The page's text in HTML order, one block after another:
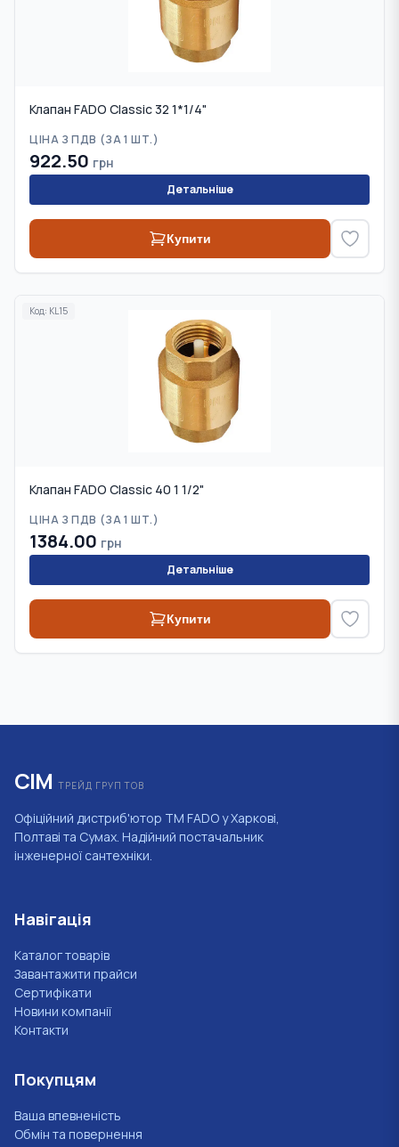
Клапан FADO Classic 32 1*1/4"
ЦІНА З ПДВ (ЗА 1 ШТ.)
922.50 грн
Детальніше
Купити
Код: KL15
Клапан FADO Classic 40 1 1/2"
ЦІНА З ПДВ (ЗА 1 ШТ.)
1384.00 грн
Детальніше
Купити
СІМ ТРЕЙД ГРУП ТОВ
Офіційний дистриб'ютор ТМ FADO у Харкові,
Полтаві та Сумах. Надійний постачальник
інженерної сантехніки.
Навігація
Каталог товарів
Завантажити прайси
Сертифікати
Новини компанії
Контакти
Покупцям
Ваша впевненість
Обмін та повернення